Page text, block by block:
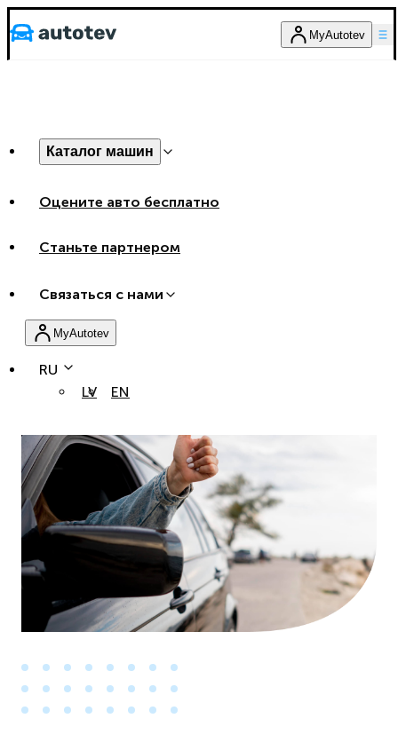
MyAutotev
Каталог машин
Оцените авто бесплатно
Станьте партнером
Связаться с нами
MyAutotev
RU
LV
EN